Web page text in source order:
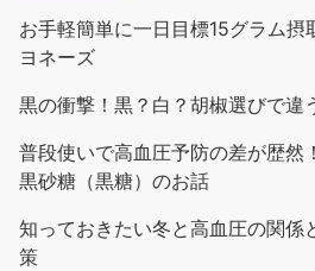
お手軽簡単に一日目標15グラム摂
ヨネーズ
黒の衝撃！黒？白？胡椒選びで違
普段使いで高血圧予防の差が歴然
黒砂糖（黒糖）のお話
知っておきたい冬と高血圧の関係
策